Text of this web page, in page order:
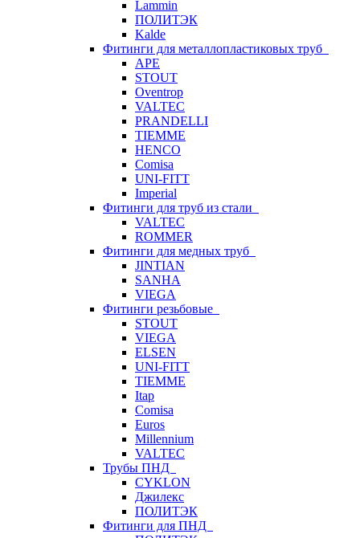
Lammin
ПОЛИТЭК
Kalde
Фитинги для металлопластиковых труб
APE
STOUT
Oventrop
VALTEC
PRANDELLI
TIEMME
HENCO
Comisa
UNI-FITT
Imperial
Фитинги для труб из стали
VALTEC
ROMMER
Фитинги для медных труб
JINTIAN
SANHA
VIEGA
Фитинги резьбовые
STOUT
VIEGA
ELSEN
UNI-FITT
TIEMME
Itap
Comisa
Euros
Millennium
VALTEC
Трубы ПНД
CYKLON
Джилекс
ПОЛИТЭК
Фитинги для ПНД